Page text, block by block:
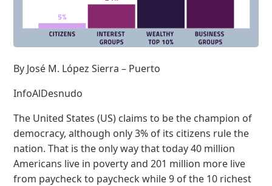
By José M. López Sierra – Puerto
InfoAlDesnudo
The United States (US) claims to be the champion of
democracy, although only 3% of its citizens rule the
nation. That is the only way that today 40 million
Americans live in poverty and 201 million more live
from paycheck to paycheck while 9 of the 10 richest